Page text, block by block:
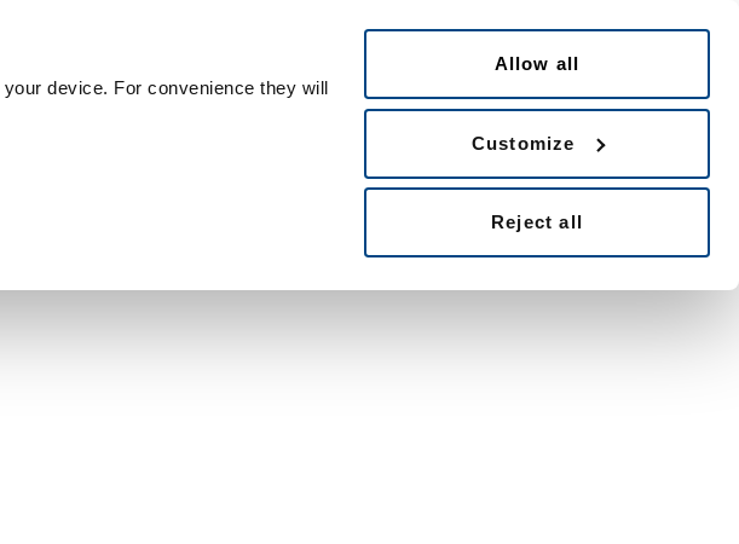
device. For convenience they will
Allow all
Customize
Reject all